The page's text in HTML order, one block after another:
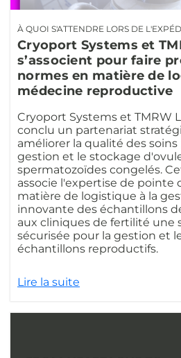
À QUOI S'ATTENDRE LORS DE
Cryoport Systems et
s’associent pour faire
normes en matière de
médecine reproductive
Cryoport Systems et TMRW
conclu un partenariat
améliorer la qualité des
gestion et le stockage
spermatozoïdes congelés.
associe l'expertise de pointe
matière de logistique à la
innovante des échantillons
aux cliniques de fertilité une
sécurisée pour la gestion et
échantillons reproductifs.
Lire la suite